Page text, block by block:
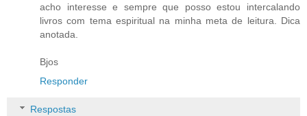
acho interesse e sempre que posso estou intercalando
livros com tema espiritual na minha meta de leitura. Dica
anotada.
Bjos
Responder
Respostas